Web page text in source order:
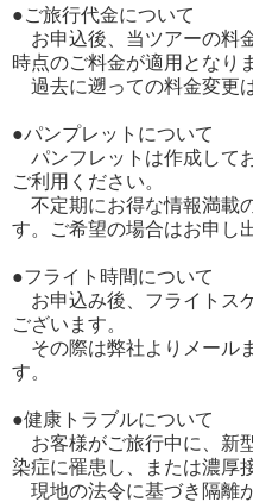
●ご旅行代金について
お申込後、当ツアーの料
時点のご料金が適用となり
過去に遡っての料金変更
●パンプレットについて
パンフレットは作成して
ご利用ください。
不定期にお得な情報満載
す。ご希望の場合はお申し
●フライト時間について
お申込み後、フライトス
ございます。
その際は弊社よりメール
す。
●健康トラブルについて
お客様がご旅行中に、新
染症に罹患し、または濃厚
現地の法令に基づき隔離